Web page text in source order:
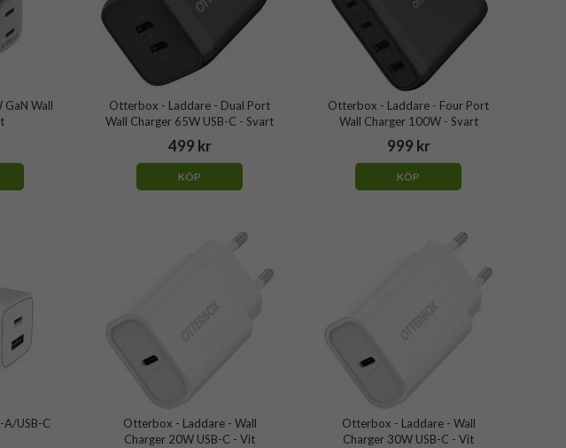
GaN Wall
Otterbox - Laddare - Dual Port
Wall Charger 65W USB-C - Svart
499 kr
KÖP
Otterbox - Laddare - Four Port
Wall Charger 100W - Svart
999 kr
KÖP
A/USB-C
Otterbox - Laddare - Wall
Charger 20W USB-C - Vit
Otterbox - Laddare - Wall
Charger 30W USB-C - Vit